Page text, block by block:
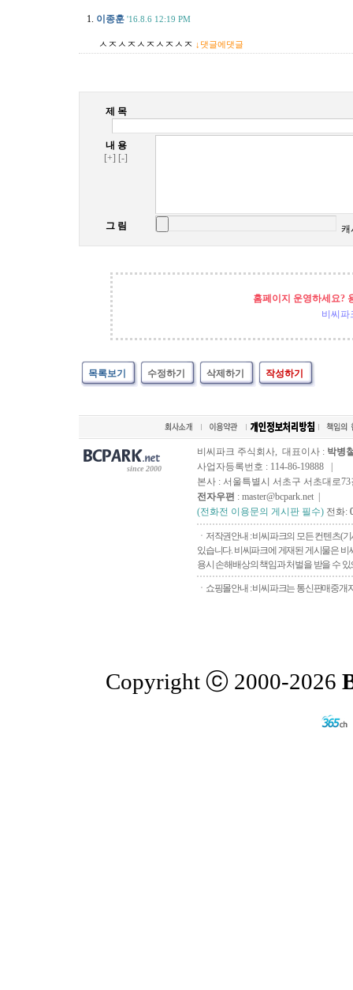
1. 이종훈 '16.8.6 12:19 PM
ㅅㅈㅅㅈㅅㅈㅅㅈㅅㅈ ↓댓글에댓글
제 목
내 용
[+] [-]
그 림 캐
홈페이지 운영하세요?
비씨파
목록보기 수정하기 삭제하기 작성하기
since 2000
비씨파크 주식회사, 대표이사 : 박병
사업자등록번호 : 114-86-19888 |
본사 : 서울특별시 서초구 서초대로73
전자우편 : master@bcpark.net |
(전화전 이용문의 게시판 필수) 전화:
ㆍ저작권안내 : 비씨파크의 모든 컨텐츠(
있습니다. 비씨파크에 게재된 게시물은
용시 손해배상의 책임과 처벌을 받을 수
ㆍ쇼핑몰안내 : 비씨파크는 통신판매중개
Copyright ⓒ 2000-2026